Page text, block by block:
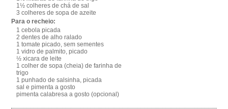
1½ colheres de chá de sal
3 colheres de sopa de azeite
Para o recheio:
1 cebola picada
2 dentes de alho ralado
1 tomate picado, sem sementes
1 vidro de palmito, picado
½ xicara de leite
1 colher de sopa (cheia) de farinha de
trigo
1 punhado de salsinha, picada
sal e pimenta a gosto
pimenta calabresa a gosto (opcional)